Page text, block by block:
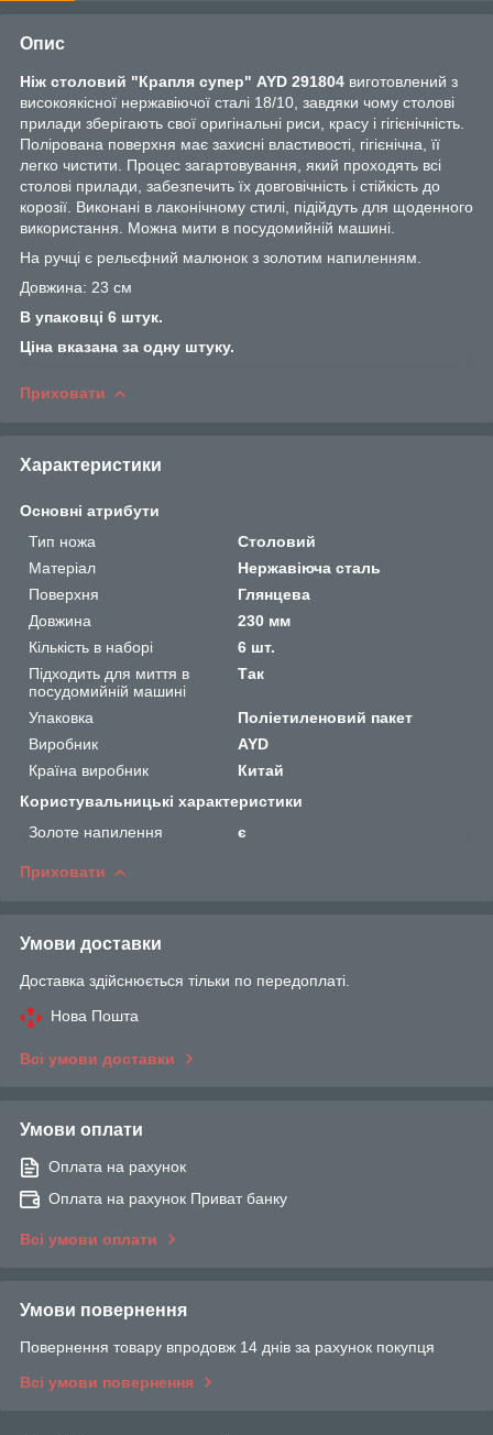
Опис
Ніж столовий "Крапля супер" AYD 291804 виготовлений з
високоякісної нержавіючої сталі 18/10, завдяки чому столові
прилади зберігають свої оригінальні риси, красу і гігієнічність.
Полірована поверхня має захисні властивості, гігієнічна, її
легко чистити. Процес загартовування, який проходять всі
столові прилади, забезпечить їх довговічність і стійкість до
корозії. Виконані в лаконічному стилі, підійдуть для щоденного
використання. Можна мити в посудомийній машині.
На ручці є рельєфний малюнок з золотим напиленням.
Довжина: 23 см
В упаковці 6 штук.
Ціна вказана за одну штуку.
Приховати
Характеристики
Основні атрибути
Тип ножа
Столовий
Матеріал
Нержавіюча сталь
Поверхня
Глянцева
Довжина
230 мм
Кількість в наборі
6 шт.
Підходить для миття в
посудомийній машині
Так
Упаковка
Поліетиленовий пакет
Виробник
AYD
Країна виробник
Китай
Користувальницькі характеристики
Золоте напилення
є
Приховати
Умови доставки
Доставка здійснюється тільки по передоплаті.
Нова Пошта
Всі умови доставки
Умови оплати
Оплата на рахунок
Оплата на рахунок Приват банку
Всі умови оплати
Умови повернення
Повернення товару впродовж 14 днів за рахунок покупця
Всі умови повернення